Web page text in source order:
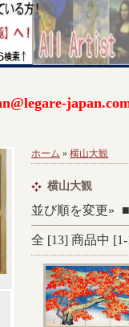
ホーム » 横山大観
横山大観
並び順を変更» ■
全 [13] 商品中 [1-